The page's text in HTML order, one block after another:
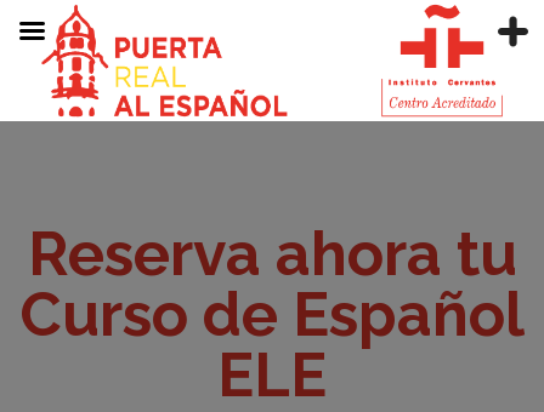
Reserva ahora tu
Curso de Español
ELE